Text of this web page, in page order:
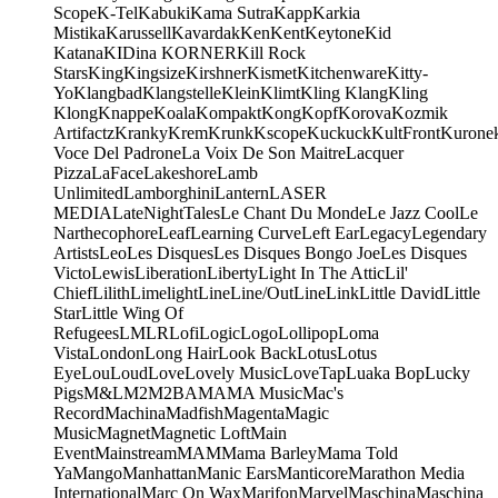
ScopeK-TelKabukiKama SutraKappKarkia
MistikaKarussellKavardakKenKentKeytoneKid
KatanaKIDina KORNERKill Rock
StarsKingKingsizeKirshnerKismetKitchenwareKitty-
YoKlangbadKlangstelleKleinKlimtKling KlangKling
KlongKnappeKoalaKompaktKongKopfKorovaKozmik
ArtifactzKrankyKremKrunkKscopeKuckuckKultFront
Voce Del PadroneLa Voix De Son MaitreLacquer
PizzaLaFaceLakeshoreLamb
UnlimitedLamborghiniLanternLASER
MEDIALateNightTalesLe Chant Du MondeLe Jazz CoolLe
NarthecophoreLeafLearning CurveLeft EarLegacyLegendary
ArtistsLeoLes DisquesLes Disques Bongo JoeLes Disques
VictoLewisLiberationLibertyLight In The AtticLil'
ChiefLilithLimelightLineLine/OutLineLinkLittle DavidLittle
StarLittle Wing Of
RefugeesLMLRLofiLogicLogoLollipopLoma
VistaLondonLong HairLook BackLotusLotus
EyeLouLoudLoveLovely MusicLoveTapLuaka BopLucky
PigsM&LM2M2BAMAMA MusicMac's
RecordMachinaMadfishMagentaMagic
MusicMagnetMagnetic LoftMain
EventMainstreamMAMMama BarleyMama Told
YaMangoManhattanManic EarsManticoreMarathon Media
InternationalMarc On WaxMarifonMarvelMaschinaMaschina